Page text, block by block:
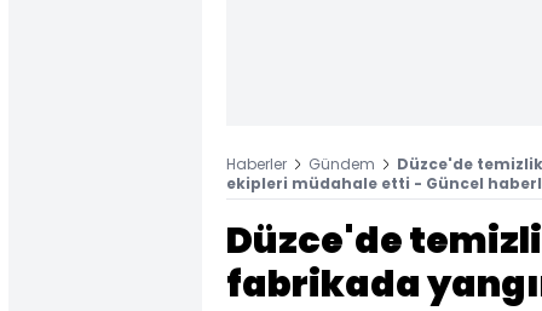
Haberler Gündem
Düzce'de
ekipleri müdahale etti - Güncel
Düzce'de
fabrikada